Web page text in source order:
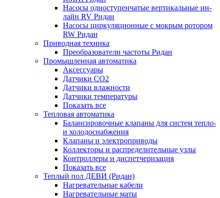
Насосы одноступенчатые вертикальные ин-
лайн RV Ридан
Насосы циркуляционные с мокрым ротором
RW Ридан
Приводная техника
Преобразователи частоты Ридан
Промышленная автоматика
Аксессуары
Датчики CO2
Датчики влажности
Датчики температуры
Показать все
Тепловая автоматика
Балансировочные клапаны для систем тепло-
и холодоснабжения
Клапаны и электроприводы
Коллекторы и распределительные узлы
Контроллеры и диспетчеризация
Показать все
Теплый пол ДЕВИ (Ридан)
Нагревательные кабели
Нагревательные маты